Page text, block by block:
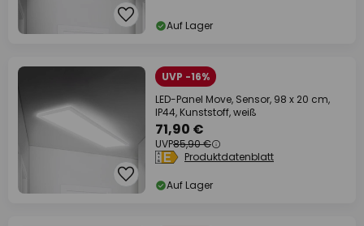
Auf Lager
UVP -16%
LED-Panel Move, Sensor, 98 x 20 cm,
IP44, Kunststoff, weiß
71,90 €
UVP85,90 €
Produktdatenblatt
Auf Lager